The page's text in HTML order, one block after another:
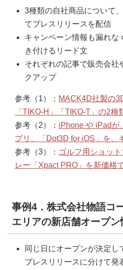
3種類の自社商品について
てプレスリリースを配信
キャンペーン情報も漏れな
き付けるリード文
それぞれの記事で販売会社
クアップ
参考（1）： MACK4D社製の
「TIKO-H」「TIKO-T」の2種
参考（2）： iPhone や iPadが
プリ、「Dot3D for iOS」を、
参考（3）： ゴルフ用ショッ
レー「Xpact PRO」を新価格
事例4．株式会社物語コ
エリアの新店舗オープ
同じ日にオープンが決定し
プレスリリースに分けて発